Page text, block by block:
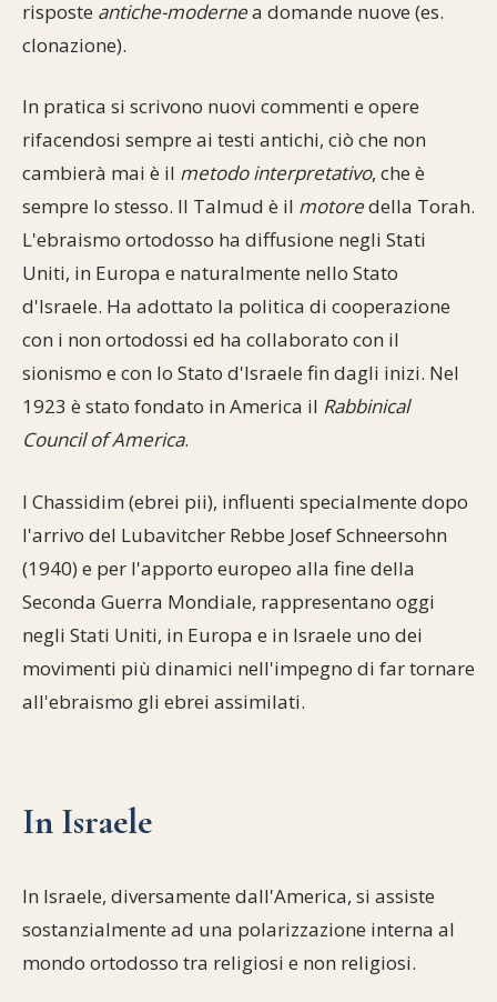
risposte antiche-modernea domande nuove (es.
clonazione).
In pratica si scrivono nuovi commenti e opere
rifacendosi sempre ai testi antichi, ciò che non
cambierà mai è il metodo interpretativo, che è
sempre lo stesso. Il Talmud è il motoredella Torah.
L'ebraismo ortodosso ha diffusione negli Stati
Uniti, in Europa e naturalmente nello Stato
d'Israele. Ha adottato la politica di cooperazione
con i non ortodossi ed ha collaborato con il
sionismo e con lo Stato d'Israele fin dagli inizi. Nel
1923 è stato fondato in America il Rabbinical
Council of America.
I Chassidim (ebrei pii), influenti specialmente dopo
l'arrivo del Lubavitcher Rebbe Josef Schneersohn
(1940) e per l'apporto europeo alla fine della
Seconda Guerra Mondiale, rappresentano oggi
negli Stati Uniti, in Europa e in Israele uno dei
movimenti più dinamici nell'impegno di far tornare
all'ebraismo gli ebrei assimilati.
In Israele
In Israele, diversamente dall'America, si assiste
sostanzialmente ad una polarizzazione interna al
mondo ortodosso tra religiosi e non religiosi.